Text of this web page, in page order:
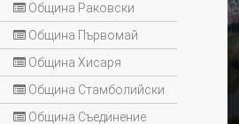
Община Раковски
Община Първомай
Община Хисаря
Община Стамболийски
Община Съединение
канал се отърва
- решението
учен
5624